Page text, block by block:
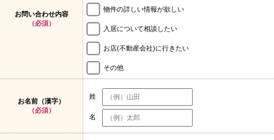
お問い合わせ内容
（必須）
物件の詳しい情報が欲しい
入居について相談したい
お店(不動産会社)に行きたい
その他
お名前（漢字）
（必須）
姓
名